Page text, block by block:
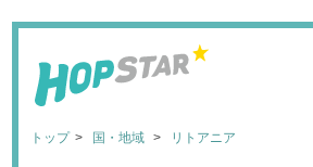
トップ 国・地域 リトアニア